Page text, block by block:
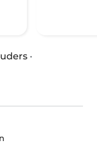
·